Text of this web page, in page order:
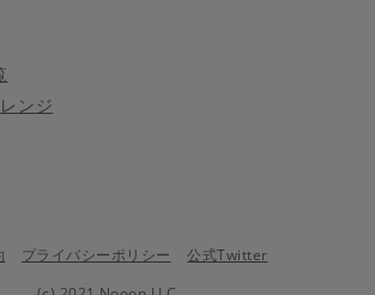
ンジ
プライバシーポリシー
公式Twitter